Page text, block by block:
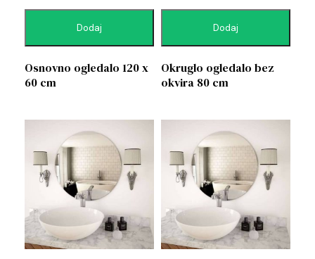
Dodaj
Osnovno ogledalo 120 x
60 cm
Dodaj
Okruglo ogledalo bez
okvira 80 cm